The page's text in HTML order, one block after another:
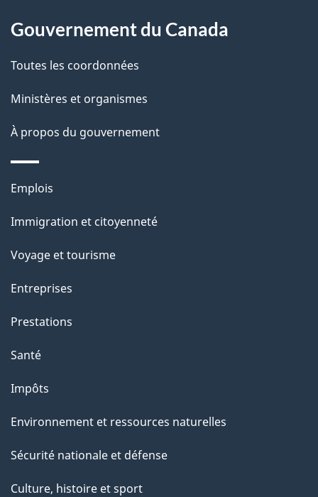
a
p
a
g
e
Gouvernement du Canada
Toutes les coordonnées
Ministères et organismes
À propos du gouvernement
Thèmes
sujets
Emplois
Immigration et citoyenneté
Voyage et tourisme
Entreprises
Prestations
Santé
Impôts
Environnement et ressources naturelles
Sécurité nationale et défense
Culture, histoire et sport